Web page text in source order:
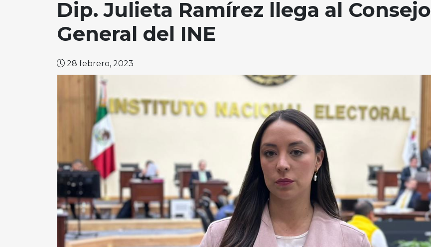
Dip. Julieta Ramírez llega al Consejo
General del INE
28 febrero, 2023